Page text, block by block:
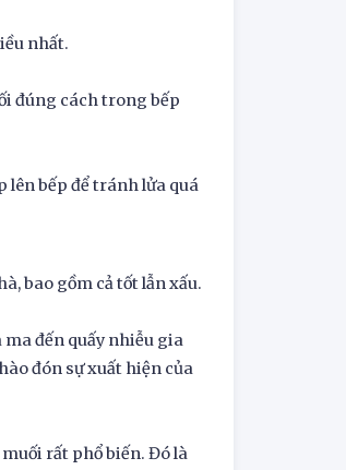
nhất.
đúng cách trong bếp
lên bếp để tránh lửa quá
bao gồm cả tốt lẫn xấu.
đến quấy nhiễu gia
đón sự xuất hiện của
rất phổ biến. Đó là